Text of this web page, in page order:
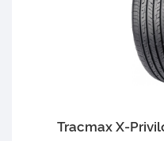
Tracmax X-